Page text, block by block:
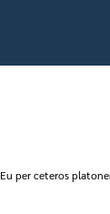
per ceteros